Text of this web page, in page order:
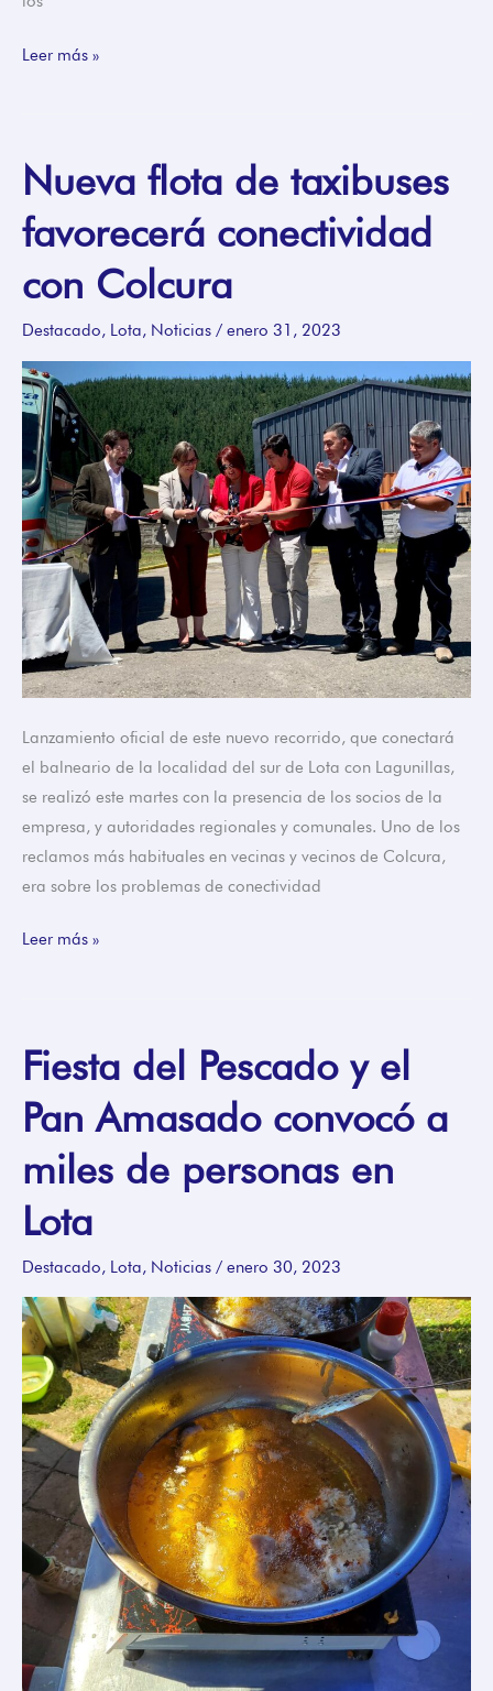
Leer más »
Nueva flota de taxibuses
favorecerá conectividad
con Colcura
Destacado, Lota, Noticias / enero 31, 2023
Lanzamiento oficial de este nuevo recorrido, que conectará
el balneario de la localidad del sur de Lota con Lagunillas,
se realizó este martes con la presencia de los socios de la
empresa, y autoridades regionales y comunales. Uno de los
reclamos más habituales en vecinas y vecinos de Colcura,
era sobre los problemas de conectividad
Nueva
flota
de
favorecerá
Colcura
Leer más »
Fiesta del Pescado y el
Pan Amasado convocó a
miles de personas en
Lota
Destacado, Lota, Noticias / enero 30, 2023
Fiesta
del
Pescado
el
Pan
Amasado
convocó
miles
de
personas
en
Lota